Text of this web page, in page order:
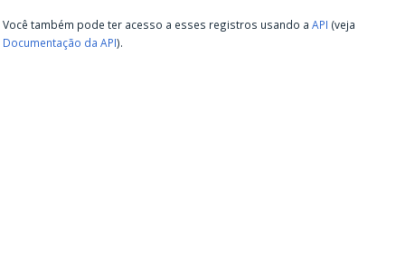
Você também pode ter acesso a esses registros usando a API (veja
Documentação da API).